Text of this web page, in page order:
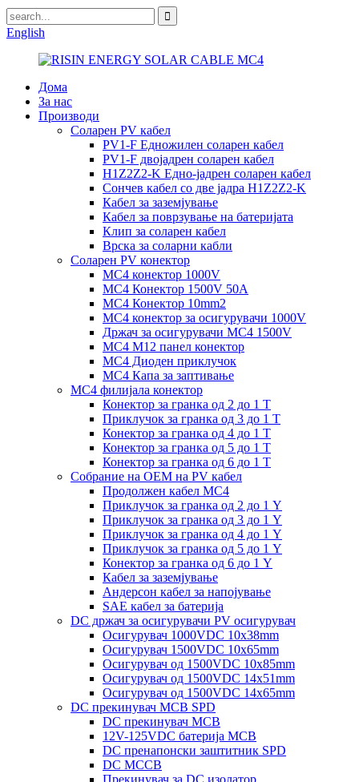
English
Дома
За нас
Производи
Соларен PV кабел
PV1-F Едножилен соларен кабел
PV1-F двојадрен соларен кабел
H1Z2Z2-K Едно-јадрен соларен кабел
Сончев кабел со две јадра H1Z2Z2-K
Кабел за заземјување
Кабел за поврзување на батеријата
Клип за соларен кабел
Врска за соларни кабли
Соларен PV конектор
MC4 конектор 1000V
MC4 Конектор 1500V 50A
MC4 Конектор 10mm2
MC4 конектор за осигурувачи 1000V
Држач за осигурувачи MC4 1500V
MC4 M12 панел конектор
MC4 Диоден приклучок
MC4 Капа за заптивање
MC4 филијала конектор
Конектор за гранка од 2 до 1 Т
Приклучок за гранка од 3 до 1 Т
Конектор за гранка од 4 до 1 Т
Конектор за гранка од 5 до 1 Т
Конектор за гранка од 6 до 1 Т
Собрание на ОЕМ на PV кабел
Продолжен кабел MC4
Приклучок за гранка од 2 до 1 Y
Приклучок за гранка од 3 до 1 Y
Приклучок за гранка од 4 до 1 Y
Приклучок за гранка од 5 до 1 Y
Конектор за гранка од 6 до 1 Y
Кабел за заземјување
Андерсон кабел за напојување
SAE кабел за батерија
DC држач за осигурувачи PV осигурувач
Осигурувач 1000VDC 10x38mm
Осигурувач 1500VDC 10x65mm
Осигурувач од 1500VDC 10x85mm
Осигурувач од 1500VDC 14x51mm
Осигурувач од 1500VDC 14x65mm
DC прекинувач MCB SPD
DC прекинувач MCB
12V-125VDC батерија MCB
DC пренапонски заштитник SPD
DC MCCB
Прекинувач за DC изолатор